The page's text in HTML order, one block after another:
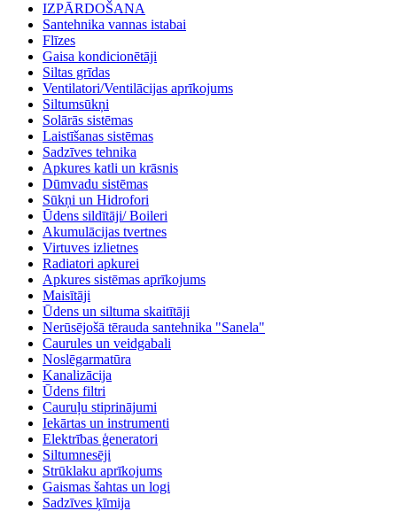
IZPĀRDOŠANA
Santehnika vannas istabai
Flīzes
Gaisa kondicionētāji
Siltas grīdas
Ventilatori/Ventilācijas aprīkojums
Siltumsūkņi
Solārās sistēmas
Laistīšanas sistēmas
Sadzīves tehnika
Apkures katli un krāsnis
Dūmvadu sistēmas
Sūkņi un Hidrofori
Ūdens sildītāji/ Boileri
Akumulācijas tvertnes
Virtuves izlietnes
Radiatori apkurei
Apkures sistēmas aprīkojums
Maisītāji
Ūdens un siltuma skaitītāji
Nerūsējošā tērauda santehnika "Sanela"
Caurules un veidgabali
Noslēgarmatūra
Kanalizācija
Ūdens filtri
Cauruļu stiprinājumi
Iekārtas un instrumenti
Elektrības ģeneratori
Siltumnesēji
Strūklaku aprīkojums
Gaismas šahtas un logi
Sadzīves ķīmija